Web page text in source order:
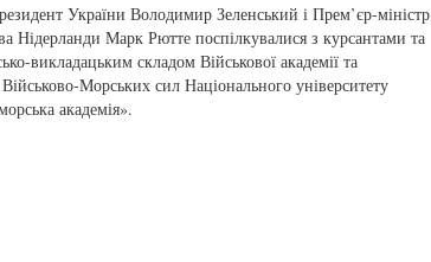
України Володимир Зеленський і Прем’єр-міністр
Нідерланди Марк Рютте поспілкувалися з курсантами та
викладацьким складом Військової академії та
Морських сил Національного університету
академія».